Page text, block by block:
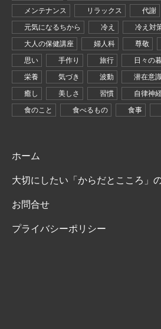
メンテナンス
リラックス 代謝
元気になるちから
冷え 冷え対
大人の保健講座
婦人科 尊敬
思い
手作り 旅行 日々の
栄養
気づき 波動 潜在意識
癒し
美しさ 習慣 自律神
食のこと
食べるもの 食事
ホーム
大切にしたい「からだとこころ」
お問合せ
プライバシーポリシー